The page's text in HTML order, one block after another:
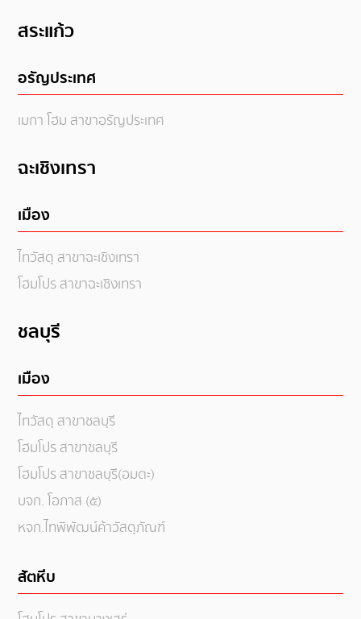
สระแก้ว
อรัญประเทศ
เมกา โฮม สาขาอรัญประเทศ
ฉะเชิงเทรา
เมือง
ไทวัสดุ สาขาฉะเชิงเทรา
โฮมโปร สาขาฉะเชิงเทรา
ชลบุรี
เมือง
ไทวัสดุ สาขาชลบุรี
โฮมโปร สาขาชลบุรี
โฮมโปร สาขาชลบุรี(อมตะ)
บจก. โอภาส (๕)
หจก.ไทพิพัฒน์ค้าวัสดุภัณฑ์
สัตหีบ